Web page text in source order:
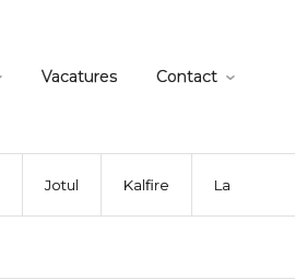
Vacatures Contact
Jotul Kalfire La